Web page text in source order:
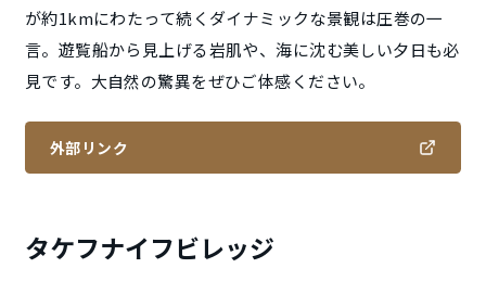
が約1kmにわたって続くダイナミックな景観は圧巻の一
言。遊覧船から見上げる岩肌や、海に沈む美しい夕日も必
見です。大自然の驚異をぜひご体感ください。
外部リンク
タケフナイフビレッジ